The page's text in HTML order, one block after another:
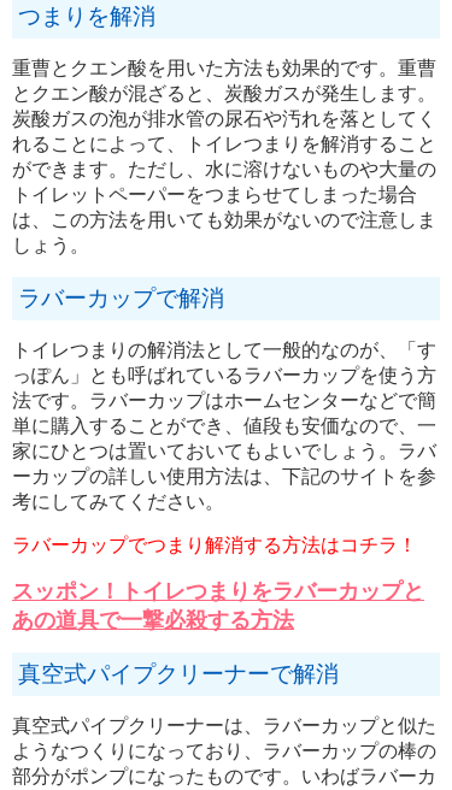
つまりを解消
重曹とクエン酸を用いた方法も効果的です。重曹
とクエン酸が混ざると、炭酸ガスが発生します。
炭酸ガスの泡が排水管の尿石や汚れを落としてく
れることによって、トイレつまりを解消すること
ができます。ただし、水に溶けないものや大量の
トイレットペーパーをつまらせてしまった場合
は、この方法を用いても効果がないので注意しま
しょう。
ラバーカップで解消
トイレつまりの解消法として一般的なのが、「す
っぽん」とも呼ばれているラバーカップを使う方
法です。ラバーカップはホームセンターなどで簡
単に購入することができ、値段も安価なので、一
家にひとつは置いておいてもよいでしょう。ラバ
ーカップの詳しい使用方法は、下記のサイトを参
考にしてみてください。
ラバーカップでつまり解消する方法はコチラ！
スッポン！トイレつまりをラバーカップと
あの道具で一撃必殺する方法
真空式パイプクリーナーで解消
真空式パイプクリーナーは、ラバーカップと似た
ようなつくりになっており、ラバーカップの棒の
部分がポンプになったものです。いわばラバーカ